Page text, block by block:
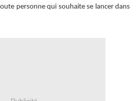
personne qui souhaite se lancer dans